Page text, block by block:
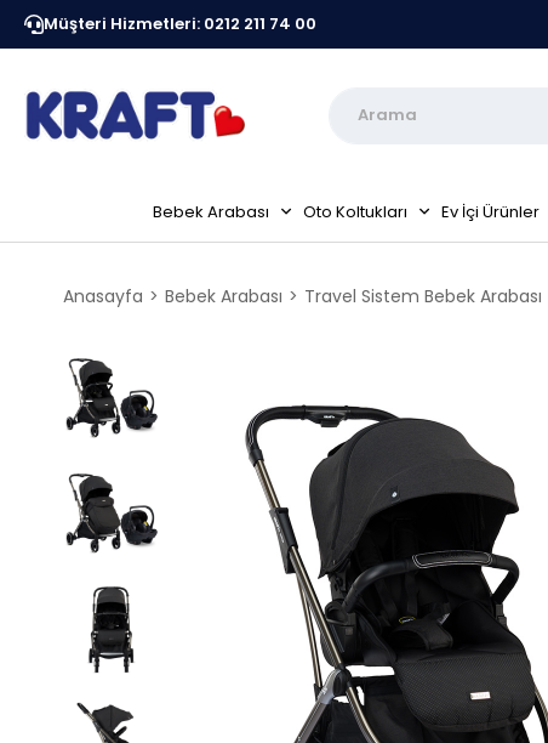
Müşteri Hizmetleri: 0212 211 74 00
Kraft Resmi Sitesidir Peşin Fiyatına 6 Taksit Fırsatı
Bebek Arabası Oto Koltukları Ev İçi Ürünler
Anasayfa Bebek Arabası Travel Sistem Bebek Arabası